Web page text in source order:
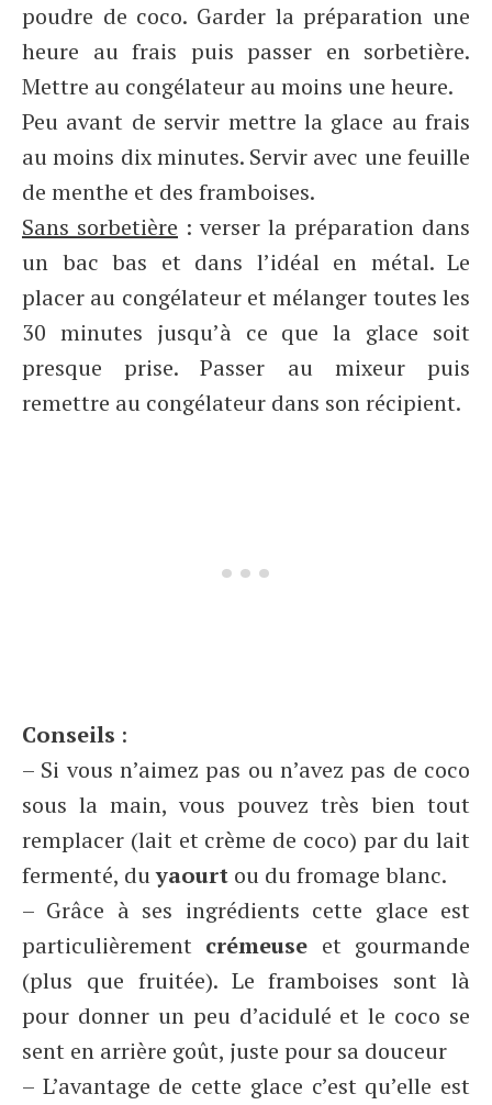
poudre de coco. Garder la préparation une
heure au frais puis passer en sorbetière.
Mettre au congélateur au moins une heure.
Peu avant de servir mettre la glace au frais
au moins dix minutes. Servir avec une feuille
de menthe et des framboises.
Sans sorbetière : verser la préparation dans
un bac bas et dans l’idéal en métal. Le
placer au congélateur et mélanger toutes les
30 minutes jusqu’à ce que la glace soit
presque prise. Passer au mixeur puis
remettre au congélateur dans son récipient.
Conseils :
– Si vous n’aimez pas ou n’avez pas de coco
sous la main, vous pouvez très bien tout
remplacer (lait et crème de coco) par du lait
fermenté, duyaourt ou du fromage blanc.
– Grâce à ses ingrédients cette glace est
particulièrement crémeuse et gourmande
(plus que fruitée). Le framboises sont là
pour donner un peu d’acidulé et le coco se
sent en arrière goût, juste pour sa douceur
– L’avantage de cette glace c’est qu’elle est